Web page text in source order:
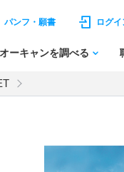
パンフ・願書 ログイ
オーキャンを調べる